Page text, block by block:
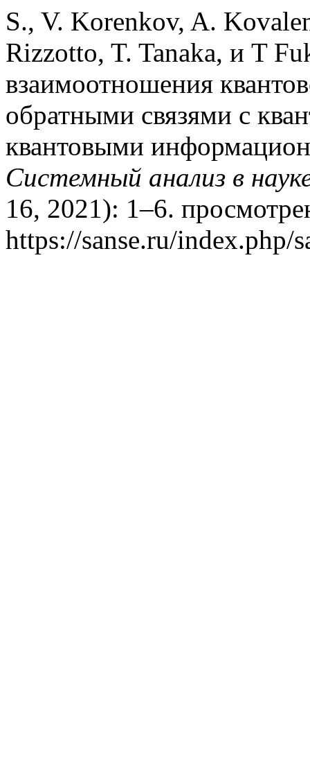
S., V. Korenkov, A.
Rizzotto, T. Tanaka, и T
взаимоотношения
обратными связями с
квантовыми
Системный анализ в
16, 2021): 1–6.
https://sanse.ru/index.php/